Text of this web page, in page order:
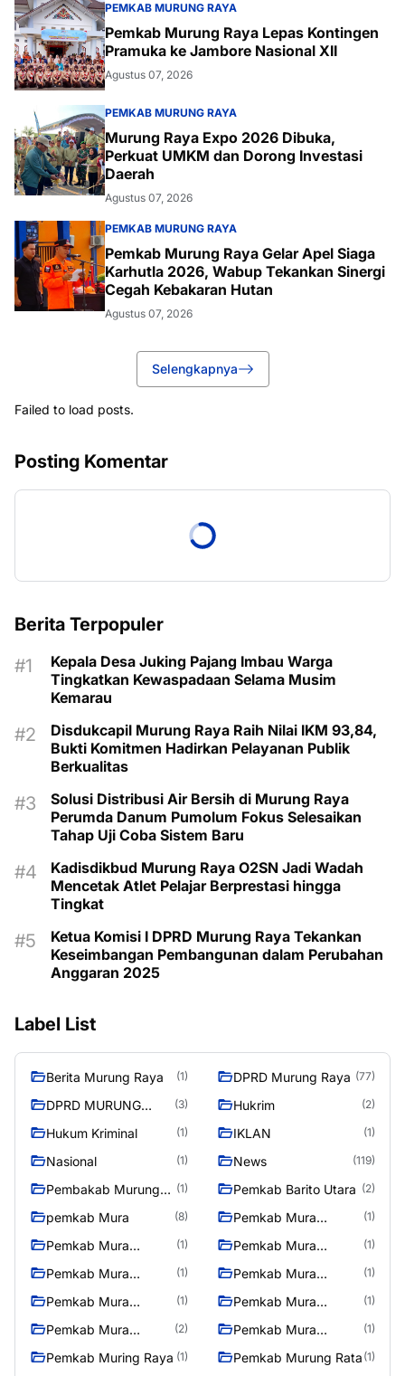
PEMKAB MURUNG RAYA
Pemkab Murung Raya Lepas Kontingen
Pramuka ke Jambore Nasional XII
Agustus 07, 2026
PEMKAB MURUNG RAYA
Murung Raya Expo 2026 Dibuka,
Perkuat UMKM dan Dorong Investasi
Daerah
Agustus 07, 2026
PEMKAB MURUNG RAYA
Pemkab Murung Raya Gelar Apel Siaga
Karhutla 2026, Wabup Tekankan Sinergi
Cegah Kebakaran Hutan
Agustus 07, 2026
Selengkapnya
Failed to load posts.
Posting Komentar
Berita Terpopuler
Kepala Desa Juking Pajang Imbau Warga
Tingkatkan Kewaspadaan Selama Musim
Kemarau
Disdukcapil Murung Raya Raih Nilai IKM 93,84,
Bukti Komitmen Hadirkan Pelayanan Publik
Berkualitas
Solusi Distribusi Air Bersih di Murung Raya
Perumda Danum Pumolum Fokus Selesaikan
Tahap Uji Coba Sistem Baru
Kadisdikbud Murung Raya O2SN Jadi Wadah
Mencetak Atlet Pelajar Berprestasi hingga
Tingkat
Ketua Komisi I DPRD Murung Raya Tekankan
Keseimbangan Pembangunan dalam Perubahan
Anggaran 2025
Label List
Berita Murung Raya (1) DPRD Murung Raya (77)
DPRD MURUNG
(3) Hukrim (2)
Hukum Kriminal (1) IKLAN (1)
Nasional (1) News (119)
Pembakab Murung
(1) Pemkab Barito Utara (2)
pemkab Mura (8)
Pemkab Mura
(1)
Pemkab Mura
(1)
Pemkab Mura
(1)
Pemkab Mura
(1)
Pemkab Mura
(1)
Pemkab Mura
(1)
Pemkab Mura
(1)
Pemkab Mura
(2)
Pemkab Mura
(1)
Pemkab Muring Raya (1) Pemkab Murung Rata (1)